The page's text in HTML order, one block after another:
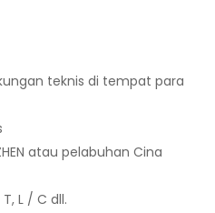
teknis di tempat para
atau pelabuhan Cina
L / C dll.